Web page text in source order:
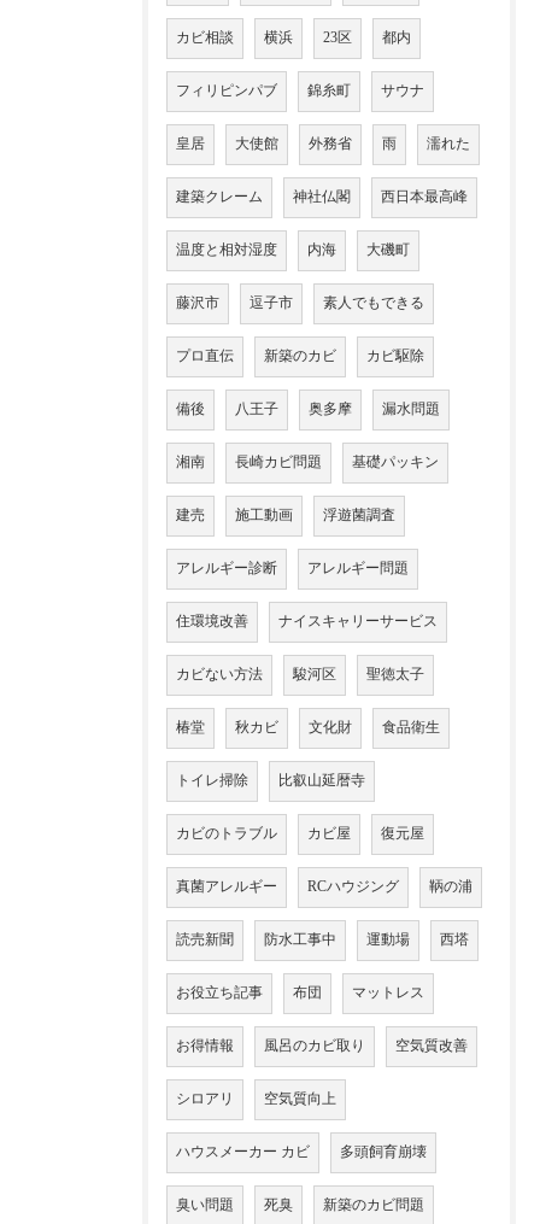
カビ相談 横浜 23区 都内
フィリピンパブ 錦糸町 サウナ
皇居 大使館 外務省 雨 濡れた
建築クレーム 神社仏閣 西日本最高峰
温度と相対湿度 内海 大磯町
藤沢市 逗子市 素人でもできる
プロ直伝 新築のカビ カビ駆除
備後 八王子 奥多摩 漏水問題
湘南 長崎カビ問題 基礎パッキン
建売 施工動画 浮遊菌調査
アレルギー診断 アレルギー問題
住環境改善 ナイスキャリーサービス
カビない方法 駿河区 聖徳太子
椿堂 秋カビ 文化財 食品衛生
トイレ掃除 比叡山延暦寺
カビのトラブル カビ屋 復元屋
真菌アレルギー RCハウジング 鞆の浦
読売新聞 防水工事中 運動場 西塔
お役立ち記事 布団 マットレス
お得情報 風呂のカビ取り 空気質改善
シロアリ 空気質向上
ハウスメーカー カビ 多頭飼育崩壊
臭い問題 死臭 新築のカビ問題